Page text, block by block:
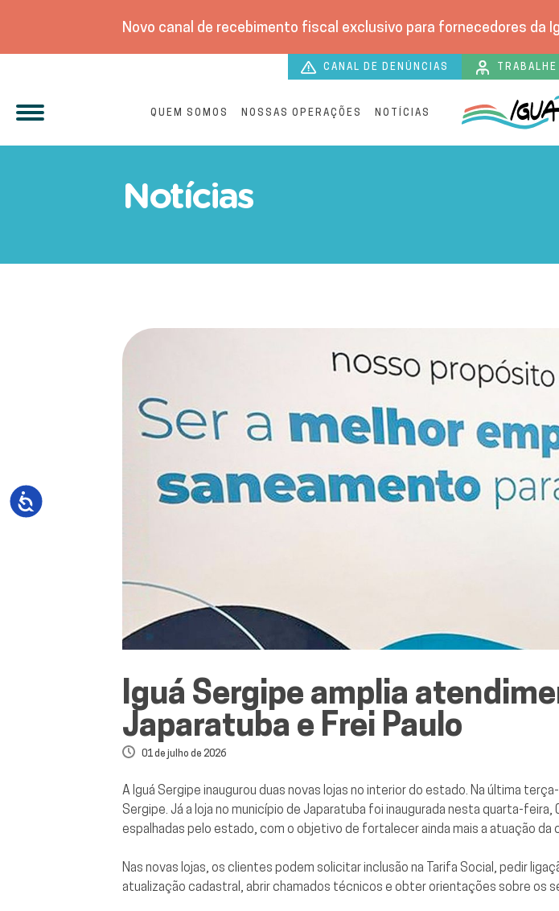
Novo canal de recebimento fiscal exclusivo para fornecedores da
CANAL DE DENÚNCIAS
QUEM SOMOS NOSSAS OPERAÇÕES NOTÍCIAS
Iguá Sergipe amplia atendimento com
Notícias
Iguá Sergipe amplia
Japaratuba e Frei Paulo
01 de julho de 2026
A Iguá Sergipe inaugurou duas novas lojas no interior do estado. Na última
Sergipe. Já a loja no município de Japaratuba foi inaugurada nesta quarta-
espalhadas pelo estado, com o objetivo de fortalecer ainda mais a atuação da
Nas novas lojas, os clientes podem solicitar inclusão na Tarifa Social, pedir
atualização cadastral, abrir chamados técnicos e obter orientações sobre os